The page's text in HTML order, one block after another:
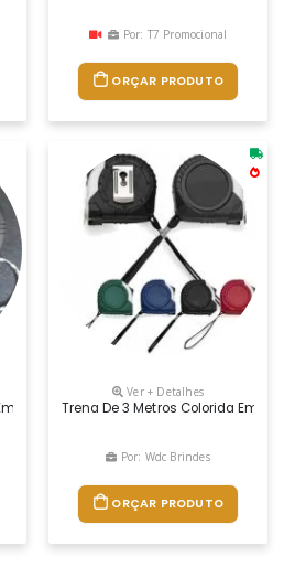
Por: T7 Promocional
ORÇAR PRODUTO
Com Etiqueta
Ver + Detalhes
Trena De 3 Metros Colorida
Por: Wdc Brindes
ORÇAR PRODUTO